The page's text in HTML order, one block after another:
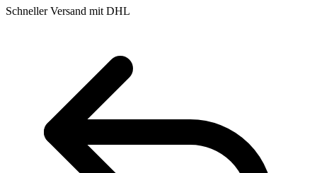
Schneller Versand mit DHL